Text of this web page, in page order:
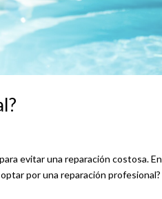
evitar una reparación costosa. En
por una reparación profesional?